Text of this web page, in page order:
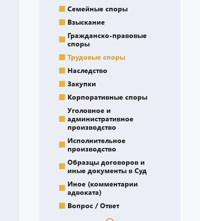
Семейные споры
Взыскание
Гражданско-правовые
споры
Трудовые споры
Наследство
Закупки
Корпоративные споры
Уголовное и
административное
производство
Исполнительное
производство
Образцы договоров и
иные документы в Суд
Иное (комментарии
адвоката)
Вопрос / Ответ